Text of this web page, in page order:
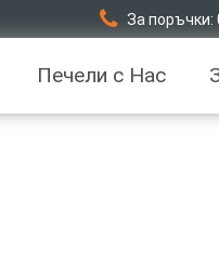
За поръчки:
Печели с Нас